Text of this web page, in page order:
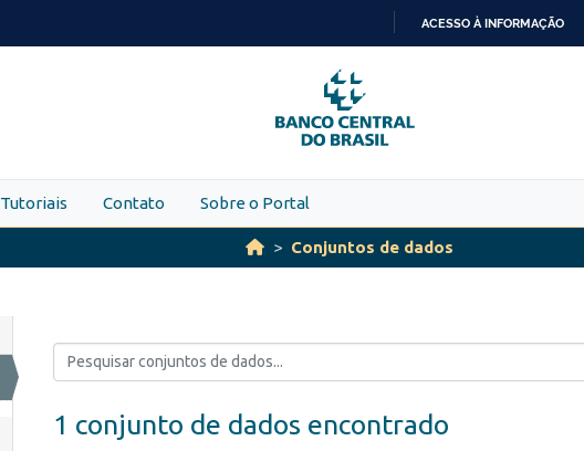
PARA
O
CONTEÚDO
ACESSO À INFORMAÇÃO
Tutoriais Contato Sobre o Portal
Conjuntos de dados
1 conjunto de dados encontrado